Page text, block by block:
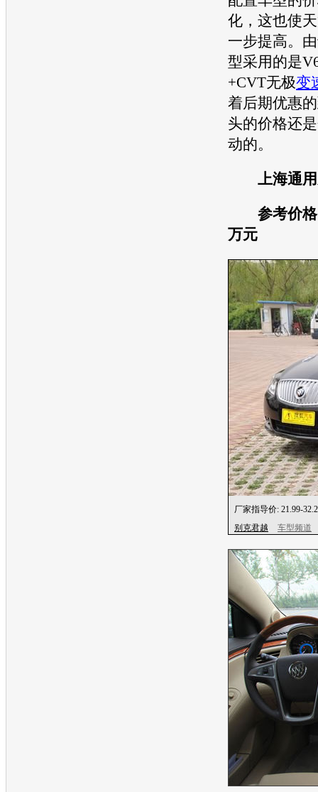
化，这也使
一步提高。
型采用的是
+CVT无极变
着后期优惠
头的价格还
动的。
上海通用
参考价
万元
厂家指导价: 21.99-
别克君越
车型频道